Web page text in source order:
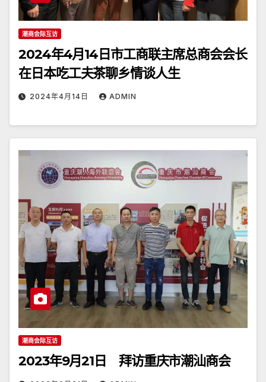
潮商会际互访
2024年4月14日市工商联主席总商会会长
在日本吃工夫茶聊乡情谈人生
2024年4月14日 ADMIN
潮商会际互访
2023年9月21日 拜访重庆市潮汕商会